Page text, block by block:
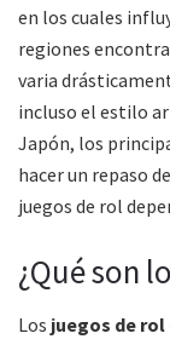
en los cuales
regiones
varia
incluso el estilo
Japón, los
hacer un repaso
juegos de rol
¿Qué son
Los juegos de